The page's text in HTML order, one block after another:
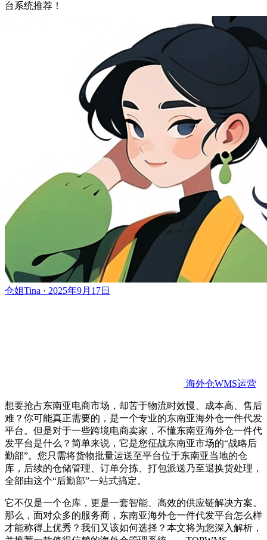
台系统推荐！
仓姐Tina · 2025年9月17日
海外仓WMS运营
想要抢占东南亚电商市场，却苦于物流时效慢、成本高、售后
难？你可能真正需要的，是一个专业的东南亚海外仓一件代发
平台。 但是对于一些跨境电商卖家， 不懂东南亚海外仓一件代
发平台是什么？简单来说，它是您征战东南亚市场的“战略后
勤部”。您只需将货物批量运送至平台位于东南亚当地的仓
库，后续的仓储管理、订单分拣、打包派送乃至退换货处理，
全部由这个“后勤部”一站式搞定。
它不仅是一个仓库，更是一套智能、高效的供应链解决方案。
那么，面对众多的服务商，东南亚海外仓一件代发平台怎么样
才能称得上优秀？我们又该如何选择？本文将为您深入解析，